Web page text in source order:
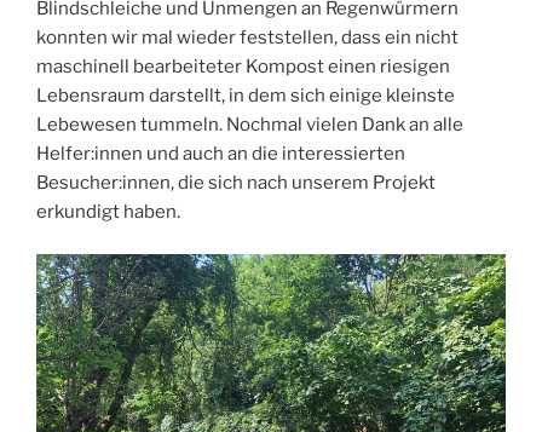
Blindschleiche und Unmengen an Regenwürmern
konnten wir mal wieder feststellen, dass ein nicht
maschinell bearbeiteter Kompost einen riesigen
Lebensraum darstellt, in dem sich einige kleinste
Lebewesen tummeln. Nochmal vielen Dank an alle
Helfer:innen und auch an die interessierten
Besucher:innen, die sich nach unserem Projekt
erkundigt haben.